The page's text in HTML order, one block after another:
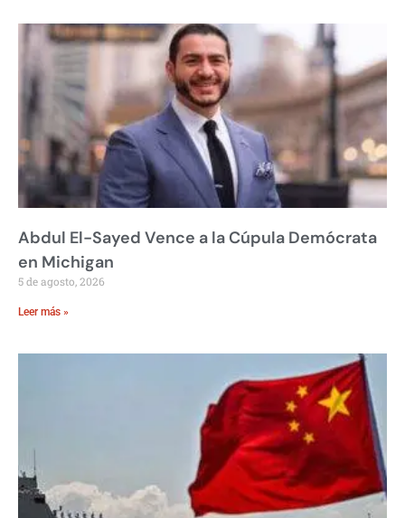
Abdul El-Sayed Vence a la Cúpula Demócrata
en Michigan
5 de agosto, 2026
Leer más »